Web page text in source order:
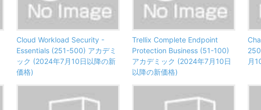
Cloud Workload Security -
Essentials (251-500) アカデミ
ック (2024年7月10日以降の新
価格)
Trellix Complete Endpoint
Protection Business (51-100)
アカデミック (2024年7月10日
以降の新価格)
月